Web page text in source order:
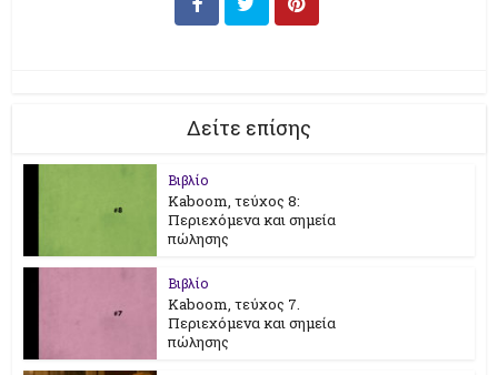
Δείτε επίσης
Βιβλίο
Kaboom, τεύχος 8:
Περιεχόμενα και σημεία
πώλησης
Βιβλίο
Kaboom, τεύχος 7.
Περιεχόμενα και σημεία
πώλησης